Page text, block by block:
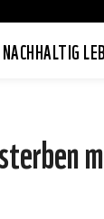
NACHHALTIG